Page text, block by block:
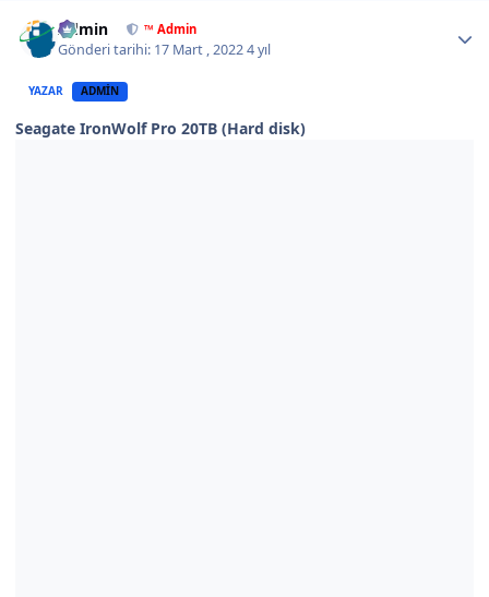
Admin ™ Admin
Gönderi tarihi: 17 Mart , 20224 yıl
YAZAR ADMIN
Seagate IronWolf Pro 20TB (Hard disk)